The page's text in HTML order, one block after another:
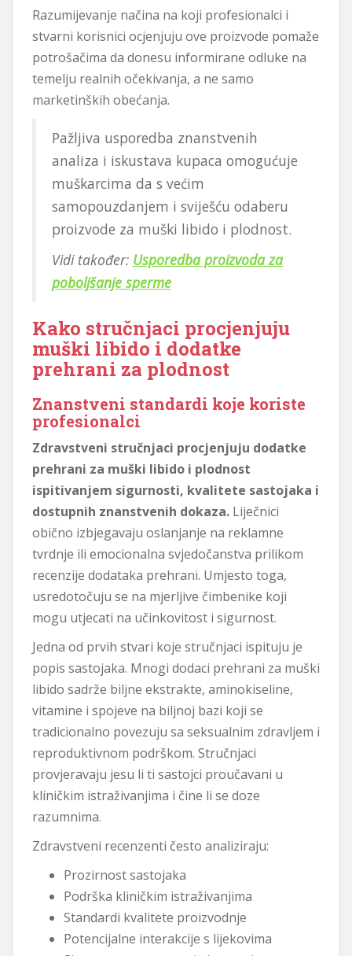
Razumijevanje načina na koji profesionalci i
stvarni korisnici ocjenjuju ove proizvode pomaže
potrošačima da donesu informirane odluke na
temelju realnih očekivanja, a ne samo
marketinških obećanja.
Pažljiva usporedba znanstvenih
analiza i iskustava kupaca omogućuje
muškarcima da s većim
samopouzdanjem i sviješću odaberu
proizvode za muški libido i plodnost.
Vidi također: Usporedba proizvoda za
poboljšanje sperme
Kako stručnjaci procjenjuju
muški libido i dodatke
prehrani za plodnost
Znanstveni standardi koje koriste
profesionalci
Zdravstveni stručnjaci procjenjuju dodatke
prehrani za muški libido i plodnost
ispitivanjem sigurnosti, kvalitete sastojaka i
dostupnih znanstvenih dokaza. Liječnici
obično izbjegavaju oslanjanje na reklamne
tvrdnje ili emocionalna svjedočanstva prilikom
recenzije dodataka prehrani. Umjesto toga,
usredotočuju se na mjerljive čimbenike koji
mogu utjecati na učinkovitost i sigurnost.
Jedna od prvih stvari koje stručnjaci ispituju je
popis sastojaka. Mnogi dodaci prehrani za muški
libido sadrže biljne ekstrakte, aminokiseline,
vitamine i spojeve na biljnoj bazi koji se
tradicionalno povezuju sa seksualnim zdravljem i
reproduktivnom podrškom. Stručnjaci
provjeravaju jesu li ti sastojci proučavani u
kliničkim istraživanjima i čine li se doze
razumnima.
Zdravstveni recenzenti često analiziraju:
Prozirnost sastojaka
Podrška kliničkim istraživanjima
Standardi kvalitete proizvodnje
Potencijalne interakcije s lijekovima